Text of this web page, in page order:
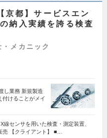
京都】サービスエン
納入実績を誇る検査
メカニック
し業務 新規製造
付けることがメイ
線センサを用いた検査・測定装置、
売 【クライアント】 ■…